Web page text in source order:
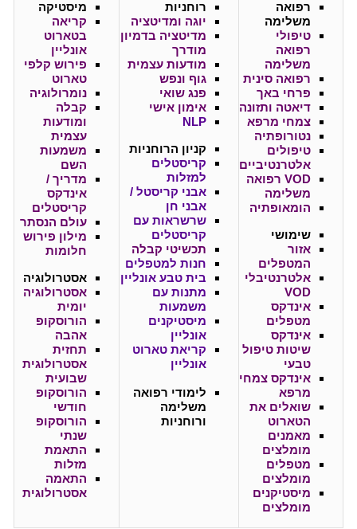
רפואה
משלימה
טיפולי
רפואה
משלימה
רפואה סינית
פרחי באך
דיאטה ותזונה
צמחי מרפא
נטורופתיה
טיפולים
אלטרנטיביים
VOD רפואה
משלימה
הומאופתיה
שימושי
אזור
המטפלים
אלטרנטיבלי
VOD
אינדקס
מטפלים
אינדקס
שיטות טיפול
טבעי
אינדקס צמחי
מרפא
שואלים את
הטארוט
מאמנים
מומלצים
מטפלים
מומלצים
מיסטיקנים
מומלצים
רוחניות
יוגה ומדיטציה
מדיטציה בדמיון
מודרך
מודעות עצמית
גוף ונפש
פנג שואי
אימון אישי
NLP
קניון הרוחניות
קריסטלים
למזלות
אבני קריסטל /
אבני חן
שרשראות עם
קריסטלים
תכשיטי קבלה
חנות למטפלים
בית טבע אונליין
מתנות עם
משמעות
מיסטיקנים
אונליין
קריאת טארוט
אונליין
לימודי רפואה
משלימה
ורוחניות
מיסטיקה
קריאה
בטארוט
אונליין
פירוש קלפי
טארוט
נומרולוגיה
קבלה
ומודעות
עצמית
משמעות
השם
מדריך /
אינדקס
קריסטלים
עולם הנסתר
מילון פירוש
חלומות
אסטרולוגיה
אסטרולוגיה
יומית
הורוסקופ
אהבה
תחזית
אסטרולוגית
שבועית
הורוסקופ
חודשי
הורוסקופ
שנתי
התאמת
מזלות
התאמה
אסטרולוגית